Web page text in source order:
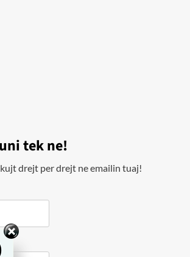
tek ne!
drejt per drejt ne emailin tuaj!